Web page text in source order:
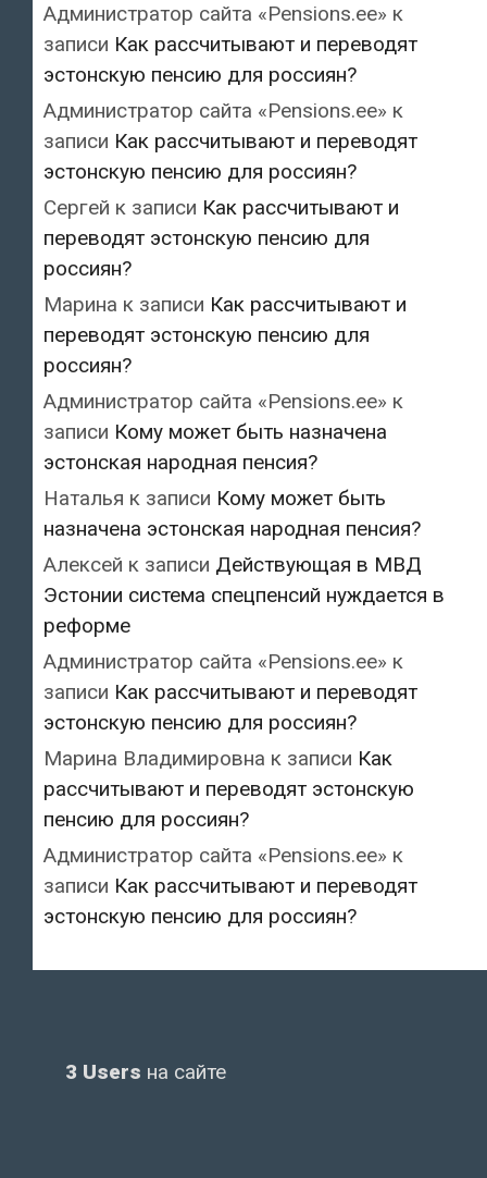
Администратор сайта «Pensions.ee» к
записи Как рассчитывают и переводят
эстонскую пенсию для россиян?
Администратор сайта «Pensions.ee» к
записи Как рассчитывают и переводят
эстонскую пенсию для россиян?
Сергей к записи Как рассчитывают и
переводят эстонскую пенсию для
россиян?
Марина к записи Как рассчитывают и
переводят эстонскую пенсию для
россиян?
Администратор сайта «Pensions.ee» к
записи Кому может быть назначена
эстонская народная пенсия?
Наталья к записи Кому может быть
назначена эстонская народная пенсия?
Алексей к записи Действующая в МВД
Эстонии система спецпенсий нуждается в
реформе
Администратор сайта «Pensions.ee» к
записи Как рассчитывают и переводят
эстонскую пенсию для россиян?
Марина Владимировна к записи Как
рассчитывают и переводят эстонскую
пенсию для россиян?
Администратор сайта «Pensions.ee» к
записи Как рассчитывают и переводят
эстонскую пенсию для россиян?
3 Users на сайте